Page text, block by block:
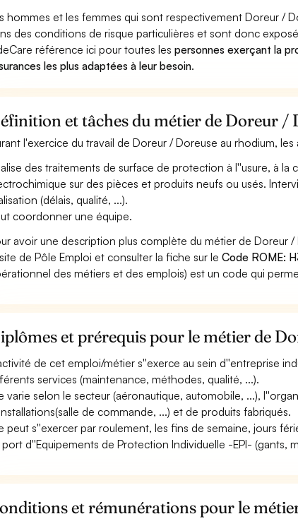
hommes et les femmes qui sont respectivement Doreur /
des conditions de risque particulières et sont donc
référence ici pour toutes lespersonnes exerçant la
les plus adaptées à leur besoin.
et tâches du métier de Doreur /
l'exercice du travail de Doreur / Doreuse au rhodium,
des traitements de surface de protection à l''usure, à
sur des pièces et produits neufs ou usés.
(délais, qualité, ...).
coordonner une équipe.
avoir une description plus complète du métier de Doreur
de Pôle Emploi et consulter la fiche sur leCode ROME:
des métiers et des emplois) est un code qui
et prérequis pour le métier de
de cet emploi/métier s''exerce au sein d''entreprise
services (maintenance, méthodes, qualité, ...).
varie selon le secteur (aéronautique, automobile, ...),
de commande, ...) et de produits fabriqués.
peut s''exercer par roulement, les fins de semaine, jours
port d''Equipements de Protection Individuelle -EPI- (gants,
et rémunérations pour le